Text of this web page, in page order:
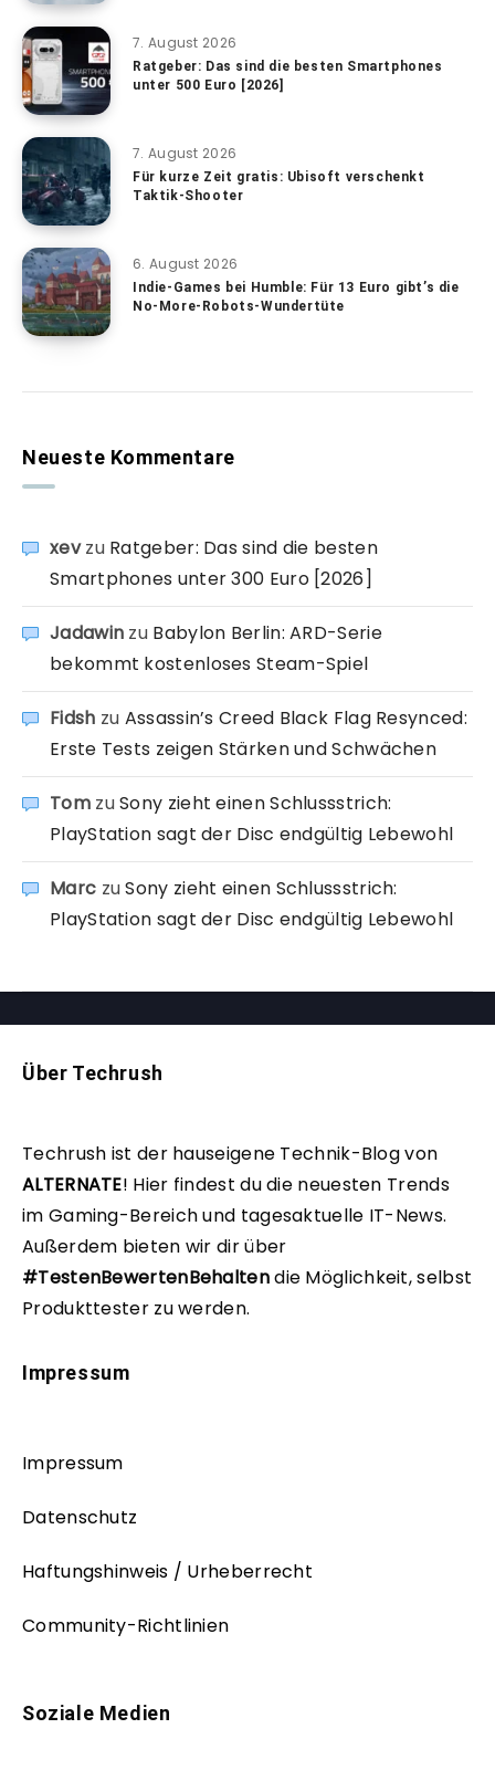
7. August 2026
Ratgeber: Das sind die besten Smartphones
unter 500 Euro [2026]
7. August 2026
Für kurze Zeit gratis: Ubisoft verschenkt
Taktik-Shooter
6. August 2026
Indie-Games bei Humble: Für 13 Euro gibt’s die
No-More-Robots-Wundertüte
Neueste Kommentare
xevzu Ratgeber: Das sind die besten
Smartphones unter 300 Euro [2026]
Jadawin zu Babylon Berlin: ARD-Serie
bekommt kostenloses Steam-Spiel
Fidsh zu Assassin’s Creed Black Flag Resynced:
Erste Tests zeigen Stärken und Schwächen
TomzuSony zieht einen Schlussstrich:
PlayStation sagt der Disc endgültig Lebewohl
Marc zuSony zieht einen Schlussstrich:
PlayStation sagt der Disc endgültig Lebewohl
Über Techrush
Techrush ist der hauseigene Technik-Blog von
ALTERNATE! Hier findest du die neuesten Trends
im Gaming-Bereich und tagesaktuelle IT-News.
Außerdem bieten wir dir über
#TestenBewertenBehaltendie Möglichkeit, selbst
Produkttester zu werden.
Impressum
Impressum
Datenschutz
Haftungshinweis / Urheberrecht
Community-Richtlinien
Soziale Medien